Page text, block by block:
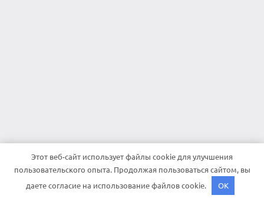
Этот веб-сайт использует файлы cookie для улучшения
пользовательского опыта. Продолжая пользоваться сайтом, вы
даете согласие на использование файлов cookie.
OK